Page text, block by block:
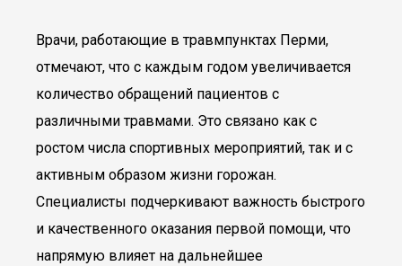
Врачи, работающие в травмпунктах Перми,
отмечают, что с каждым годом увеличивается
количество обращений пациентов с
различными травмами. Это связано как с
ростом числа спортивных мероприятий, так и с
активным образом жизни горожан.
Специалисты подчеркивают важность быстрого
и качественного оказания первой помощи, что
напрямую влияет на дальнейшее